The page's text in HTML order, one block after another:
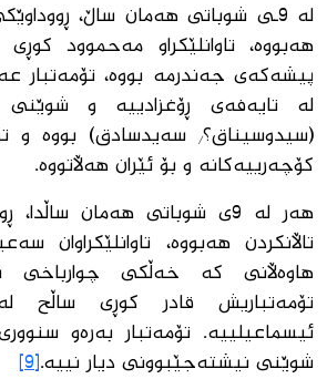
لە 9ـی شوباتی هەمان ساڵ،
هەبووە، تاوانلێكراو مەحموود
پیشەكەی جەندرمە بووە، تۆمەتبار
لە تایەفەی ڕۆغزادییە و شوێنی
(سیدوسیناق؟/ سەیدسادق) بووە و
كۆچەرییەكانە و بۆ ئێران هەڵاتووە.
هەر لە 9ی شوباتی هەمان
تاڵانكردن هەبووە، تاوانلێكراوان
هاوەڵانی كە خەڵكی چوارباخی
تۆمەتباریش قادر كوڕی ساڵح
ئیسماعیلییە. تۆمەتبار بەرەو
شوێنی نیشتەجێبوونی دیار نییە.[9]